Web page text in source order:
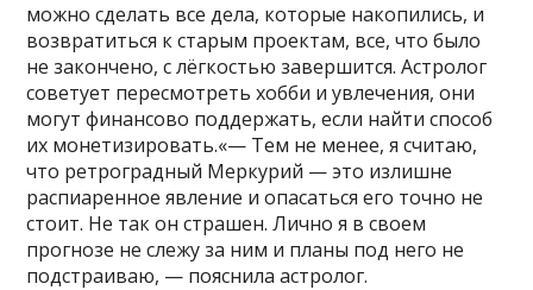
можно сделать все дела, которые накопились, и
возвратиться к старым проектам, все, что было
не закончено, с лёгкостью завершится. Астролог
советует пересмотреть хобби и увлечения, они
могут финансово поддержать, если найти способ
их монетизировать.«— Тем не менее, я считаю,
что ретроградный Меркурий — это излишне
распиаренное явление и опасаться его точно не
стоит. Не так он страшен. Лично я в своем
прогнозе не слежу за ним и планы под него не
подстраиваю, — пояснила астролог.